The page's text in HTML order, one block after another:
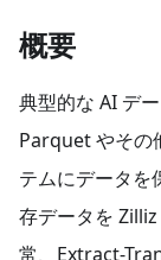
概要
典型的な AI デ
Parquet やその
テムにデータを
存データを
常、Extract-